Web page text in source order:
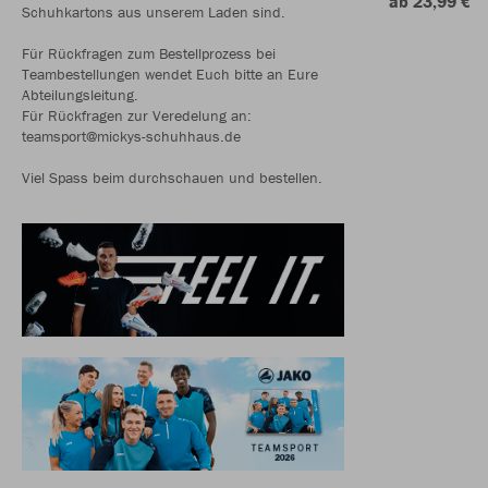
Schuhkartons aus unserem Laden sind.
Für Rückfragen zum Bestellprozess bei
Teambestellungen wendet Euch bitte an Eure
Abteilungsleitung.
Für Rückfragen zur Veredelung an:
teamsport@mickys-schuhhaus.de
Viel Spass beim durchschauen und bestellen.